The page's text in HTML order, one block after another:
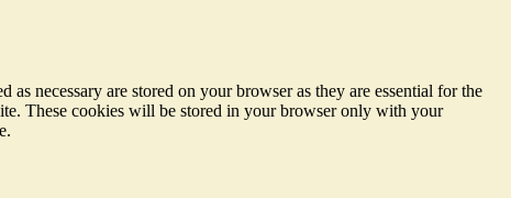
necessary are stored on your browser as they are essential for the
These cookies will be stored in your browser only with your